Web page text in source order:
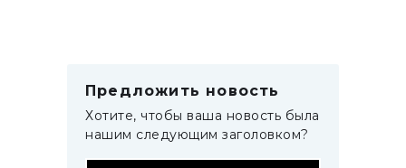
Предложить новость
Хотите, чтобы ваша новость была
нашим следующим заголовком?